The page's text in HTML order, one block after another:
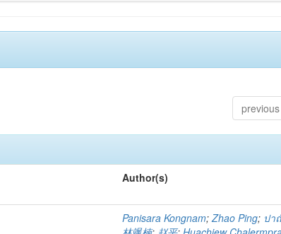
previous
Author(s)
Panisara Kongnam;Zhao Ping; ปา